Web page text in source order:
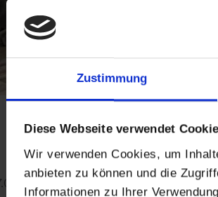
Zustimmung
Diese Webseite verwendet
Wir verwenden Cookies, um
anbieten zu können und die
Informationen zu Ihrer
in Bad
war es endlich wieder soweit -